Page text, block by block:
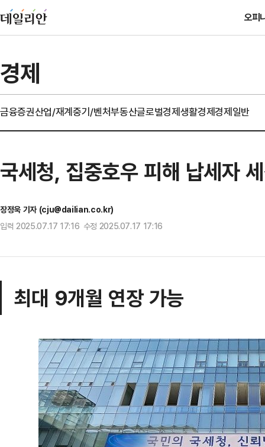
오피
경제
금융증권산업/재계중기/벤처부동산글로벌경제생활경제경제일반
국세청, 집중호우 피해 납세자
장정욱 기자 (cju@dailian.co.kr)
입력 2025.07.17 17:16 수정 2025.07.17 17:16
최대 9개월 연장 가능